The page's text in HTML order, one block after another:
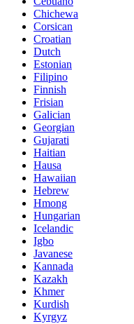
Chichewa
Corsican
Croatian
Dutch
Estonian
Filipino
Finnish
Frisian
Galician
Georgian
Gujarati
Haitian
Hausa
Hawaiian
Hebrew
Hmong
Hungarian
Icelandic
Igbo
Javanese
Kannada
Kazakh
Khmer
Kurdish
Kyrgyz